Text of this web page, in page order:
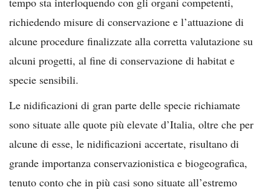
richiedendo misure di conservazione e l’attuazione di
alcune procedure finalizzate alla corretta valutazione su
alcuni progetti, al fine di conservazione di habitat e
specie sensibili.
Le nidificazioni di gran parte delle specie richiamate
sono situate alle quote più elevate d’Italia, oltre che per
alcune di esse, le nidificazioni accertate, risultano di
grande importanza conservazionistica e biogeografica,
tenuto conto che in più casi sono situate all’estremo